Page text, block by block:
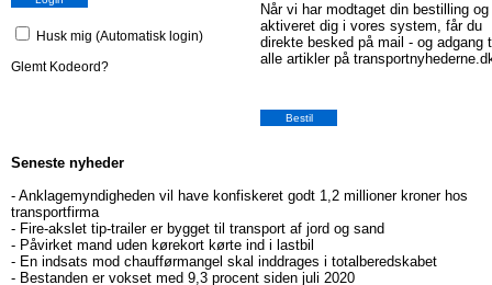
Husk mig (Automatisk login)
Glemt Kodeord?
Når vi har modtaget din bestilling og
aktiveret dig i vores system, får du
direkte besked på mail - og adgang
alle artikler på
Seneste nyheder
- Anklagemyndigheden vil have konfiskeret godt 1,2 millioner kroner hos
transportfirma
- Fire-akslet tip-trailer er bygget til transport af jord og sand
- Påvirket mand uden kørekort kørte ind i lastbil
- En indsats mod chaufførmangel skal inddrages i totalberedskabet
- Bestanden er vokset med 9,3 procent siden juli 2020